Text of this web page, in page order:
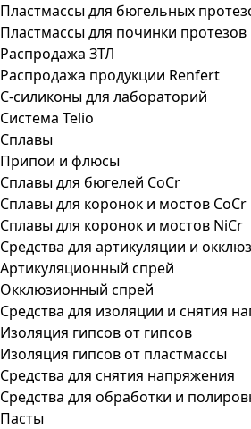
Пластмассы для бюгельных
Пластмассы для починки протезов
Распродажа ЗТЛ
Распродажа продукции Renfert
С-силиконы для лабораторий
Система Telio
Сплавы
Припои и флюсы
Сплавы для бюгелей CoCr
Сплавы для коронок и мостов CoCr
Сплавы для коронок и мостов NiCr
Средства для артикуляции и
Артикуляционный спрей
Окклюзионный спрей
Средства для изоляции и снятия
Изоляция гипсов от гипсов
Изоляция гипсов от пластмассы
Средства для снятия напряжения
Средства для обработки и
Пасты